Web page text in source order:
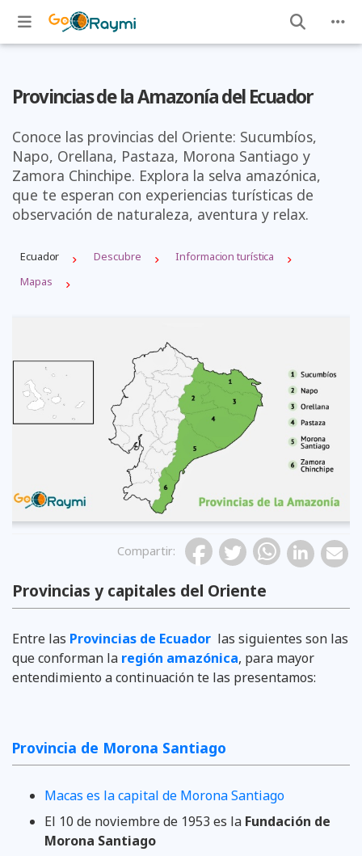
Provincias de la Amazonía del Ecuador
Conoce las provincias del Oriente: Sucumbíos,
Napo, Orellana, Pastaza, Morona Santiago y
Zamora Chinchipe. Explora la selva amazónica,
que te esperan con experiencias turísticas de
observación de naturaleza, aventura y relax.
Ecuador Descubre
Informacion turística
Mapas
Compartir:
Provincias y capitales del Oriente
Entre las Provincias de Ecuador las siguientes son las
que conforman la región amazónica, para mayor
entendimiento a continuación te las presentamos:
Provincia de Morona Santiago
Macas es la capital de Morona Santiago
El 10 de noviembre de 1953 es la Fundación de
Morona Santiago